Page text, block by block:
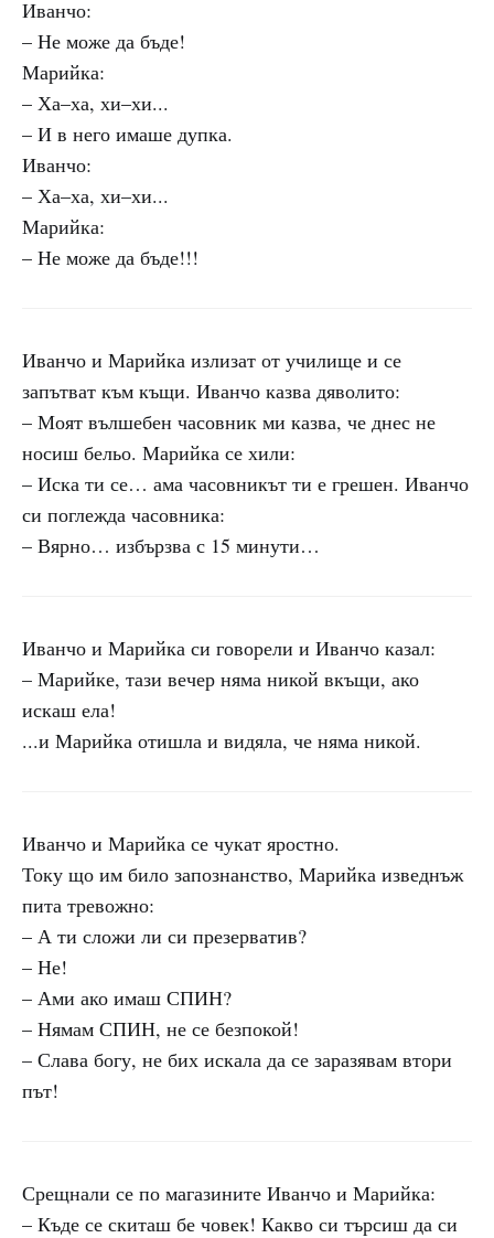
Иванчо:
– Не може да бъде!
Марийка:
– Ха–ха, хи–хи...
– И в него имаше дупка.
Иванчо:
– Ха–ха, хи–хи...
Марийка:
– Не може да бъде!!!
Иванчо и Марийка излизат от училище и се
запътват към къщи. Иванчо казва дяволито:
– Моят вълшебен часовник ми казва, че днес не
носиш бельо. Марийка се хили:
– Иска ти се… ама часовникът ти е грешен. Иванчо
си поглежда часовника:
– Вярно… избързва с 15 минути…
Иванчо и Марийка си говорели и Иванчо казал:
– Марийке, тази вечер няма никой вкъщи, ако
искаш ела!
...и Марийка отишла и видяла, че няма никой.
Иванчо и Марийка се чукат яростно.
Току що им било запознанство, Марийка изведнъж
пита тревожно:
– А ти сложи ли си презерватив?
– Не!
– Ами ако имаш СПИН?
– Нямам СПИН, не се безпокой!
– Слава богу, не бих искала да се заразявам втори
път!
Срещнали се по магазините Иванчо и Марийка:
– Къде се скиташ бе човек! Какво си търсиш да си